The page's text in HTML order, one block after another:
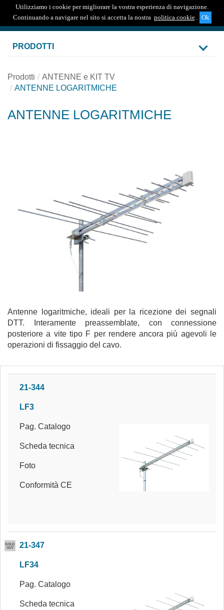
Utilizziamo i cookie per migliorare la vostra esperienza di navigazione.
Continuando a navigare nel sito si accetta la nostra politica cookie .
PRODOTTI
Prodotti
ANTENNE e KIT TV
ANTENNE LOGARITMICHE
ANTENNE LOGARITMICHE
Antenne logaritmiche, ideali per la ricezione dei segnali
DTT. Interamente preassemblate, con connessione
posteriore a vite tipo F per rendere ancora più agevoli le
operazioni di fissaggio del cavo.
21-344
LF3
Pag. Catalogo
Scheda tecnica
Foto
Conformità CE
21-347
LF34
Pag. Catalogo
Scheda tecnica